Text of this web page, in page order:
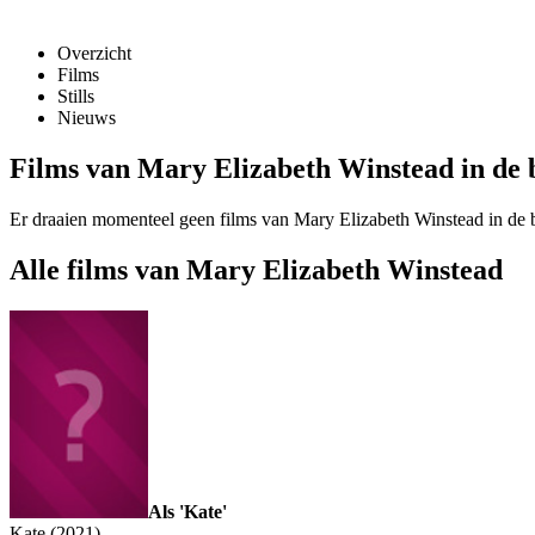
Overzicht
Films
Stills
Nieuws
Films van Mary Elizabeth Winstead in de
Er draaien momenteel geen films van Mary Elizabeth Winstead in de
Alle films van Mary Elizabeth Winstead
Als 'Kate'